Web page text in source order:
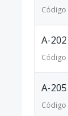
Código
A-202
Código
A-205
Código